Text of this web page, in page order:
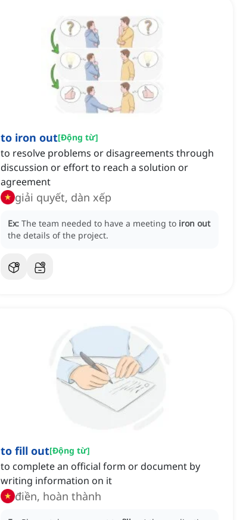
to iron out[Động từ]
to resolve problems or disagreements through
discussion or effort to reach a solution or
agreement
giải quyết, dàn xếp
Ex: The team needed to have a meeting to iron out
the details of the project.
to fill out[Động từ]
to complete an official form or document by
writing information on it
điền, hoàn thành